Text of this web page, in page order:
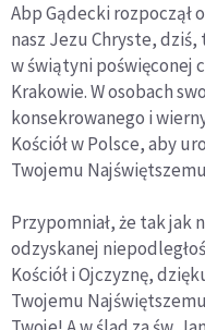
Abp Gądecki rozpoczął
nasz Jezu Chryste,
w świątyni poświęconej
Krakowie. W osobach
konsekrowanego i
Kościół w Polsce, aby
Twojemu
Przypomniał, że tak
odzyskanej
Kościół i Ojczyznę,
Twojemu